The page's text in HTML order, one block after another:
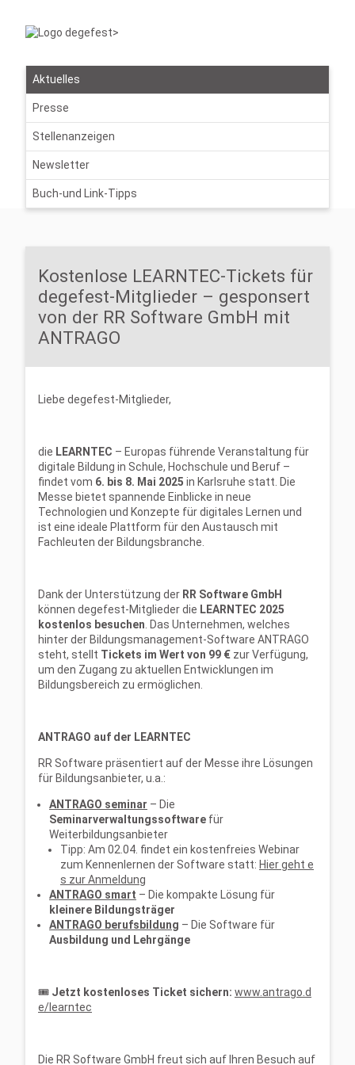
Aktuelles
Presse
Stellenanzeigen
Newsletter
Buch-und Link-Tipps
Kostenlose LEARNTEC-Tickets für
degefest-Mitglieder – gesponsert
von der RR Software GmbH mit
ANTRAGO
Liebe degefest-Mitglieder,
die LEARNTEC – Europas führende Veranstaltung für
digitale Bildung in Schule, Hochschule und Beruf –
findet vom 6. bis 8. Mai 2025 in Karlsruhe statt. Die
Messe bietet spannende Einblicke in neue
Technologien und Konzepte für digitales Lernen und
ist eine ideale Plattform für den Austausch mit
Fachleuten der Bildungsbranche.
Dank der Unterstützung der RR Software GmbH
können degefest-Mitglieder die LEARNTEC 2025
kostenlos besuchen . Das Unternehmen, welches
hinter der Bildungsmanagement-Software ANTRAGO
steht, stellt Tickets im Wert von 99 € zur Verfügung,
um den Zugang zu aktuellen Entwicklungen im
Bildungsbereich zu ermöglichen.
ANTRAGO auf der LEARNTEC
RR Software präsentiert auf der Messe ihre Lösungen
für Bildungsanbieter, u.a.:
ANTRAGO seminar – Die
Seminarverwaltungssoftware für
Weiterbildungsanbieter
Tipp: Am 02.04. findet ein kostenfreies Webinar
zum Kennenlernen der Software statt: Hier geht e
s zur Anmeldung
ANTRAGO smart – Die kompakte Lösung für
kleinere Bildungsträger
ANTRAGO berufsbildung – Die Software für
Ausbildung und Lehrgänge
🎟 Jetzt kostenloses Ticket sichern: www.antrago.d
e/learntec
Die RR Software GmbH freut sich auf Ihren Besuch auf